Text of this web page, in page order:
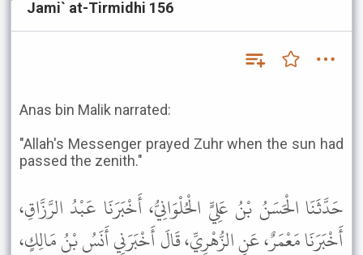
Jami` at-Tirmidhi 156
Anas bin Malik narrated:
"Allah's Messenger prayed Zuhr when the sun had
passed the zenith."
حَدَّثَنَا الْحَسَنُ بْنُ عَلِيٍّ الْحُلْوَانِيُّ، أَخْبَرَنَا عَبْدُ الرَّزَّاقِ،
أَخْبَرَنَا مَعْمَرٌ، عَنِ الزُّهْرِيِّ، قَالَ أَخْبَرَنِي أَنَسُ بْنُ مَالِكٍ،